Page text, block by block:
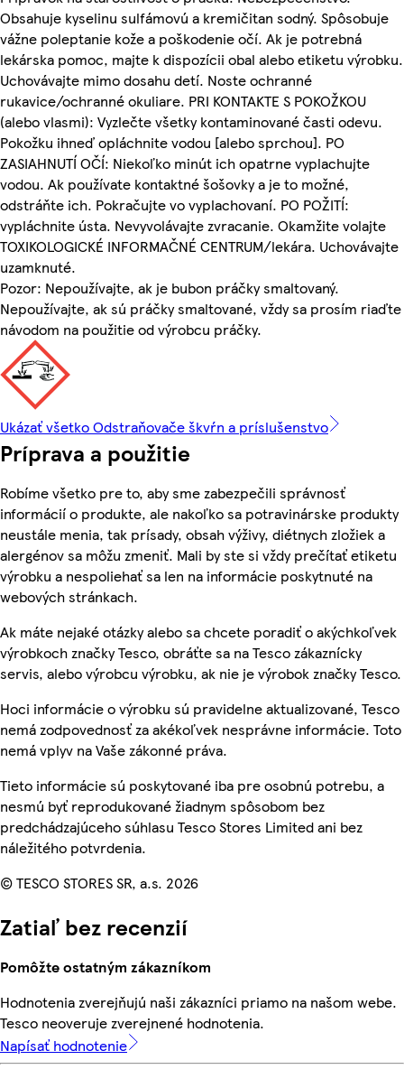
Obsahuje kyselinu sulfámovú a kremičitan sodný. Spôsobuje
vážne poleptanie kože a poškodenie očí. Ak je potrebná
lekárska pomoc, majte k dispozícii obal alebo etiketu výrobku.
Uchovávajte mimo dosahu detí. Noste ochranné
rukavice/ochranné okuliare. PRI KONTAKTE S POKOŽKOU
(alebo vlasmi): Vyzlečte všetky kontaminované časti odevu.
Pokožku ihneď opláchnite vodou [alebo sprchou]. PO
ZASIAHNUTÍ OČÍ: Niekoľko minút ich opatrne vyplachujte
vodou. Ak používate kontaktné šošovky a je to možné,
odstráňte ich. Pokračujte vo vyplachovaní. PO POŽITÍ:
vypláchnite ústa. Nevyvolávajte zvracanie. Okamžite volajte
TOXIKOLOGICKÉ INFORMAČNÉ CENTRUM/lekára. Uchovávajte
uzamknuté.
Pozor: Nepoužívajte, ak je bubon práčky smaltovaný.
Nepoužívajte, ak sú práčky smaltované, vždy sa prosím riaďte
návodom na použitie od výrobcu práčky.
Ukázať všetko Odstraňovače škvŕn a príslušenstvo
Príprava a použitie
Robíme všetko pre to, aby sme zabezpečili správnosť
informácií o produkte, ale nakoľko sa potravinárske produkty
neustále menia, tak prísady, obsah výživy, diétnych zložiek a
alergénov sa môžu zmeniť. Mali by ste si vždy prečítať etiketu
výrobku a nespoliehať sa len na informácie poskytnuté na
webových stránkach.
Ak máte nejaké otázky alebo sa chcete poradiť o akýchkoľvek
výrobkoch značky Tesco, obráťte sa na Tesco zákaznícky
servis, alebo výrobcu výrobku, ak nie je výrobok značky Tesco.
Hoci informácie o výrobku sú pravidelne aktualizované, Tesco
nemá zodpovednosť za akékoľvek nesprávne informácie. Toto
nemá vplyv na Vaše zákonné práva.
Tieto informácie sú poskytované iba pre osobnú potrebu, a
nesmú byť reprodukované žiadnym spôsobom bez
predchádzajúceho súhlasu Tesco Stores Limited ani bez
náležitého potvrdenia.
© TESCO STORES SR, a.s. 2026
Zatiaľ bez recenzií
Pomôžte ostatným zákazníkom
Hodnotenia zverejňujú naši zákazníci priamo na našom webe.
Tesco neoveruje zverejnené hodnotenia.
Napísať hodnotenie